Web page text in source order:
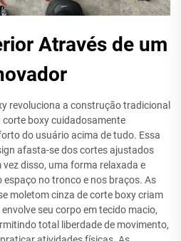
Através de um
revoluciona a construção tradicional
corte boxy cuidadosamente
do usuário acima de tudo. Essa
afasta-se dos cortes ajustados
disso, uma forma relaxada e
no tronco e nos braços. As
moletom cinza de corte boxy criam
seu corpo em tecido macio,
total liberdade de movimento,